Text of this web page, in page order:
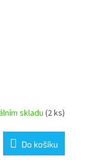
skladu(2 ks)
Do košíku